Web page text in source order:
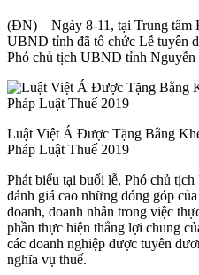
(ĐN) – Ngày 8-11, tại Trung tâm
UBND tỉnh đã tổ chức Lễ tuyên
Phó chủ tịch UBND tỉnh Nguyễn
Luật Việt Á Được Tặng Bằng
Pháp Luật Thuế 2019
Phát biểu tại buổi lễ, Phó chủ
đánh giá cao những đóng góp
doanh, doanh nhân trong việc
phần thực hiện thắng lợi chung
các doanh nghiệp được tuyên
nghĩa vụ thuế.